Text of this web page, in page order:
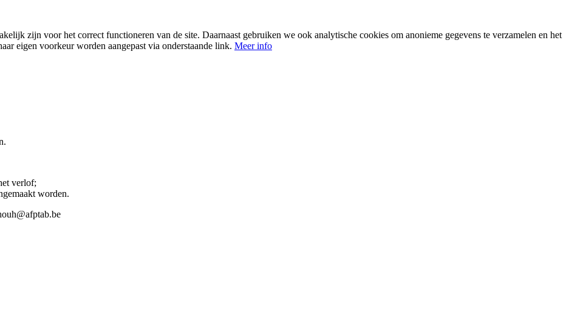
zijn voor het correct functioneren van de site. Daarnaast gebruiken we ook analytische cookies om anonieme gegevens te verzamelen en het
eigen voorkeur worden aangepast via onderstaande link. Meer info
verlof;
worden.